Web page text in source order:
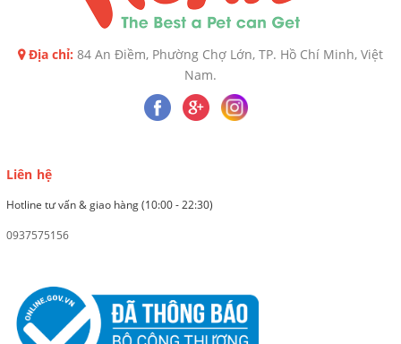
Địa chỉ: 84 An Điềm, Phường Chợ Lớn, TP. Hồ Chí Minh, Việt
Nam.
Liên hệ
Hotline tư vấn & giao hàng (10:00 - 22:30)
0937575156